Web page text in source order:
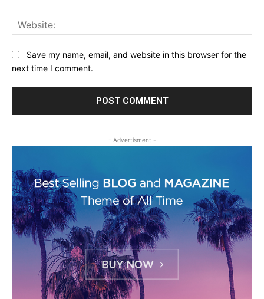
Save my name, email, and website in this browser for the
next time I comment.
- Advertisment -